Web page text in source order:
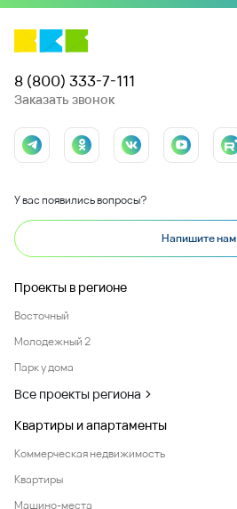
8 (800) 333-7-111
Заказать звонок
У вас появились вопросы?
Напишите нам
Проекты в регионе
Восточный
Молодежный 2
Парк у дома
Все проекты региона
Квартиры и апартаменты
Коммерческая недвижимость
Квартиры
Машино-места